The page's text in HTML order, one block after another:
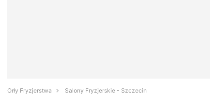
Orły Fryzjerstwa
Salony Fryzjerskie - Szczecin